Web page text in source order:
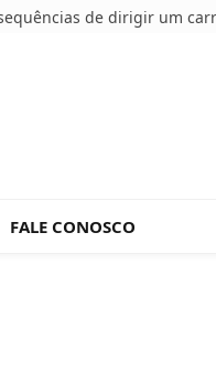
FALE CONOSCO